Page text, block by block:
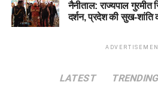
नैनीताल: राज्यपाल गुरमीत
दर्शन, प्रदेश की सुख-शांति
LATEST TRENDING